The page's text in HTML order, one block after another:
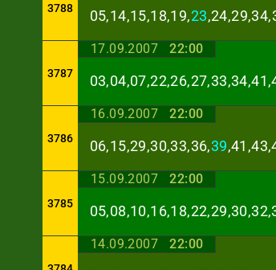
3788 05,14,15,18,19,23
3787
17.09.2007 22:00
3786
16.09.2007 22:00
06,15,29,30,33,36,39
3785
15.09.2007 22:00
14.09.2007 22:00